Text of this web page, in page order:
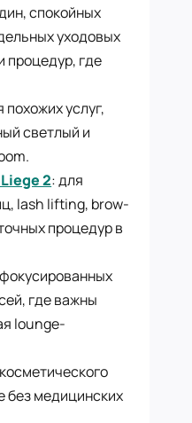
спокойных
уходовых
процедур, где
похожих услуг,
светлый и
2: для
lash lifting, brow-
процедур в
где важны
lounge-
без медицинских